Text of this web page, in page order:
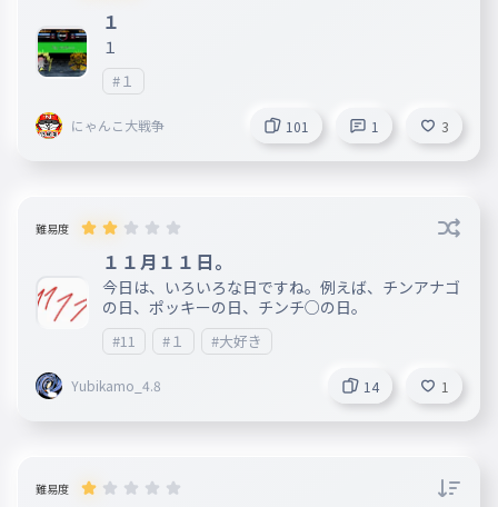
１
１
#１
にゃんこ大戦争 101 1 3
難易度
１１月１１日。
今日は、いろいろな日ですね。例えば、チンアナゴ
の日、ポッキーの日、チンチ○の日。
#11 #１ #大好き
Yubikamo_4.8 14 1
難易度